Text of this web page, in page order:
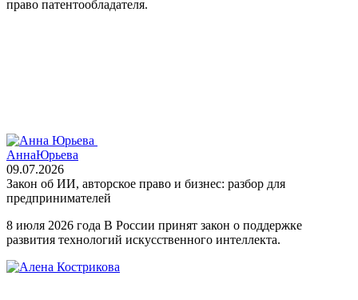
право патентообладателя.
АннаЮрьева
09.07.2026
Закон об ИИ, авторское право и бизнес: разбор для
предпринимателей
8 июля 2026 года В России принят закон о поддержке
развития технологий искусственного интеллекта.